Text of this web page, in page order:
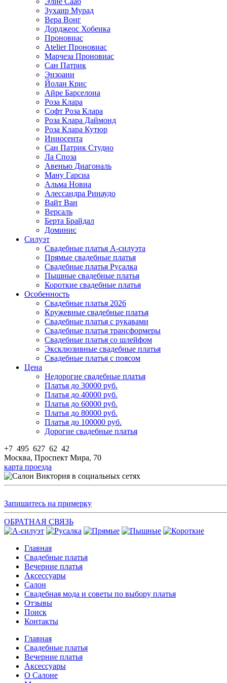
Зухаир Мурад
Вера Вонг
Дорджеос Хобеика
Проновиас
Atelier Проновиас
Марчеза Проновиас
Сан Патрик
Энзоани
Йолан Крис
Айре Барселона
Роза Клара
Софт Роза Клара
Роза Клара Даймонд
Роза Клара Кутюр
Инносента
Сан Патрик Студио
Ла Споза
Авенью Диагональ
Ману Гарсиа
Альма Новиа
Алессандра Ринаудо
Вайт Ван
Версаль
Берта Брайдал
Доминис
Силуэт
Свадебные платья А-силуэта
Прямые свадебные платья
Свадебные платья Русалка
Пышные свадебные платья
Короткие свадебные платья
Особенность
Свадебные платья 2026
Кружевные свадебные платья
Свадебные платья с рукавами
Свадебные платья трансформеры
Свадебные платья со шлейфом
Эксклюзивные свадебные платья
Свадебные платья с поясом
Цена
Недорогие свадебные платья
Платья до 30000 руб.
Платья до 40000 руб.
Платья до 60000 руб.
Платья до 80000 руб.
Платья до 100000 руб.
Дорогие свадебные платья
+7 495 627 62 42
Москва, Проспект Мира, 70
карта проезда
Запишитесь на примерку
ОБРАТНАЯ СВЯЗЬ
Главная
Свадебные платья
Вечерние платья
Аксессуары
Салон
Свадебная мода и советы по выбору платья
Отзывы
Поиск
Контакты
Главная
Свадебные платья
Вечерние платья
Аксессуары
О Салоне